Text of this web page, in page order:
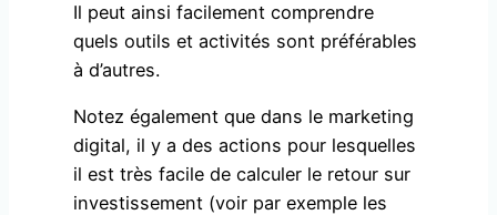
Il peut ainsi facilement comprendre
quels outils et activités sont préférables
à d’autres.
Notez également que dans le marketing
digital, il y a des actions pour lesquelles
il est très facile de calculer le retour sur
investissement (voir par exemple les